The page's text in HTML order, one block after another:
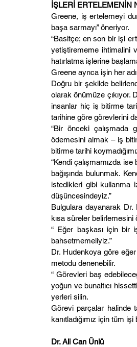
İŞLERİ ERTELEMENİN
Greene, iş ertelemeyi
başa sarmayı” öneriyor.
“Basitçe; en son bir işi
yetiştirememe ihtimalini
hatırlatma işlerine
Greene ayrıca işin her
Doğru bir şekilde
olarak önümüze çıkıyor.
insanlar hiç iş bitirme
tarihine göre görevlerini
“Bir önceki çalışmada
ödemesini almak – iş
bitirme tarihi
“Kendi çalışmamızda
bağışında bulunmak.
istedikleri gibi kullanma
düşüncesindeyiz.”
Bulgulara dayanarak
kısa süreler belirlemesini
“ Eğer başkası için bir
bahsetmemeliyiz.”
Dr. Hudenkoya göre
metodu denenebilir.
“ Görevleri baş
yoğun ve bunaltıcı
yerleri silin.
Görevi parçalar halinde
kanıtladığımız için tüm
Dr. Ali Can Ünlü